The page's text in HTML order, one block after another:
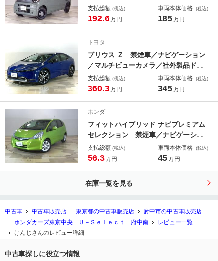
後純正ドラレコ／ＥＴＣ／運転席シー
トヒーター／衝突軽減ブレーキ／サイ
ランプ ＵＳＢポート
支払総額 (税込)
192.6万円
車両本体価格 (税込)
185万円
トヨタ
プリウス Ｚ 禁煙車／ナビゲーション
／マルチビューカメラ／社外製品ドラ
イブレコーダー（Ｆ・Ｒ）／ＥＴＣ
禁煙車使用 全周囲 アダクティブク
ター
支払総額 (税込)
360.3万円
車両本体価格 (税込)
345万円
ホンダ
フィットハイブリッド ナビプレミアム
セレクション 禁煙車／ナビゲーショ
ン／リアカメラ／ＥＴＣ／ディスチャ
ージヘッドライト／スマートキー／１
メ スマキー キーフリー 運転席エ
支払総額 (税込)
56.3万円
車両本体価格 (税込)
45万円
在庫一覧を見る
中古車 中古車販売店 東京都の中古車販売店
府中市の中古車販売店
ホンダカーズ東京中央 Ｕ－Ｓｅｌｅｃｔ 府中南
レビュー一覧
けんじさんのレビュー詳細
中古車探しに役立つ情報